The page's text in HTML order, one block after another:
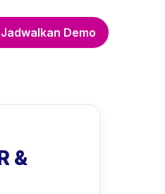
Jadwalkan Demo
&